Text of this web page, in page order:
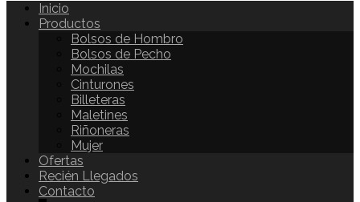
Inicio
Productos
Bolsos de Hombro
Bolsos de Pecho
Mochilas
Cinturones
Billeteras
Maletines
Riñoneras
Mujer
Ofertas
Recién Llegados
Contacto